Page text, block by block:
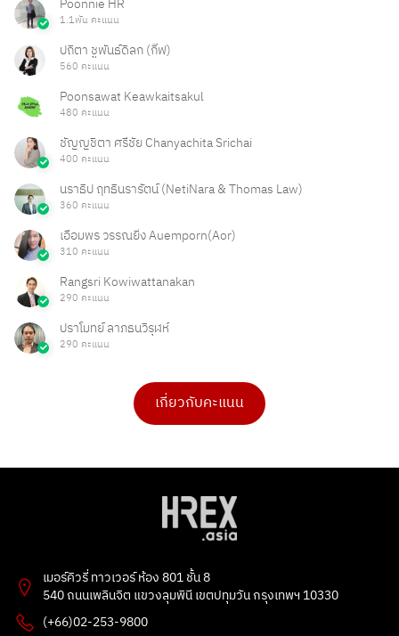
Poonnie HR
1.1พัน คะแนน
ปถิตา ชูพันธ์ดิลก (กิ๊ฟ)
560 คะแนน
Poonsawat Keawkaitsakul
480 คะแนน
ชัญญชิตา ศรีชัย Chanyachita Srichai
400 คะแนน
นราธิป ฤทธินรารัตน์ (NetiNara & Thomas Law)
360 คะแนน
เอื้อมพร วรรณยิ่ง Auemporn(Aor)
310 คะแนน
Rangsri Kowiwattanakan
290 คะแนน
ปราโมทย์ ลาภธนวิรุฬห์
290 คะแนน
ดร.เบ็ญจวรรณ บุญใจเพ็ชร
3 คะแนน
kitbowon srimai
2 คะแนน
1 คะแนน
Tarmporn Masphimol
ธัญลักษณ์ แก้วโปธา
1 คะแนน
เกี่ยวกับคะแนน
เมอร์คิวรี่ ทาวเวอร์ ห้อง 801 ชั้น 8
540 ถนนเพลินจิต แขวงลุมพินี เขตปทุมวัน กรุงเทพฯ 10330
(+66)02-253-9800